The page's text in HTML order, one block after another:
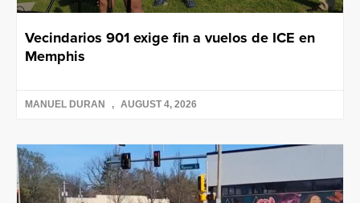
Vecindarios 901 exige fin a vuelos de ICE en
Memphis
MANUEL DURAN AUGUST 4, 2026